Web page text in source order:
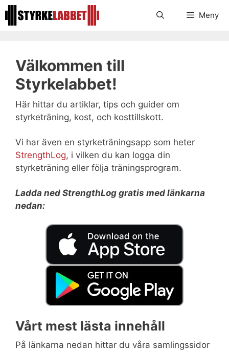
Hoppa
till
Meny
Välkommen till
Styrkelabbet!
Här hittar du artiklar, tips och guider om
styrketräning, kost, och kosttillskott.
Vi har även en styrketräningsapp som heter
StrengthLog, i vilken du kan logga din
styrketräning eller följa träningsprogram.
Ladda ned StrengthLog gratis med länkarna
nedan:
Vårt mest lästa innehåll
På länkarna nedan hittar du våra samlingssidor